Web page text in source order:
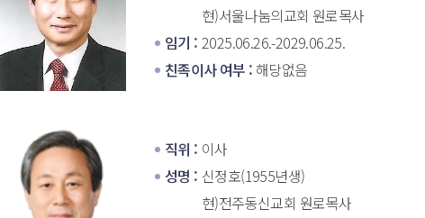
현)서울나눔의교회 원로목사
임기 : 2025.06.26.-2029.06.25.
친족이사 여부 : 해당없음
직위 : 이사
성명 : 신정호(1955년생)
현)전주동신교회 원로목사